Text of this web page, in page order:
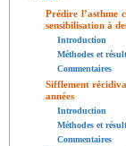
Prédire l’asthme
sensibilisation à
Introduction
Méthodes et
Commentaires
Sifflement
années
Introduction
Méthodes et
Commentaires